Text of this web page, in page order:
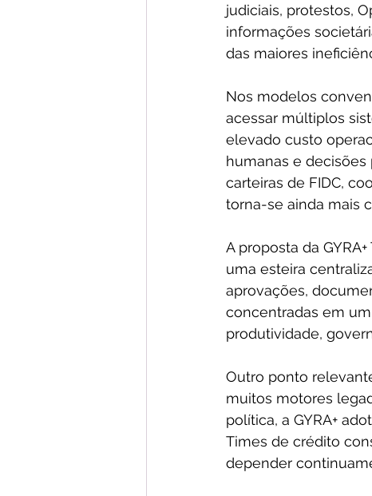
judiciais, protestos,
informações
das maiores
Nos modelos
acessar múltiplos
elevado custo
humanas e decisões
carteiras de FIDC,
torna-se ainda mais
A proposta da
uma esteira
aprovações,
concentradas em
produtividade,
Outro ponto
muitos motores
política, a GYRA+
Times de crédito
depender